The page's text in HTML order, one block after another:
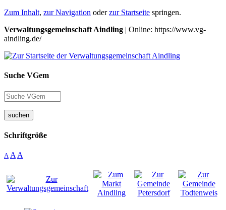
Zum Inhalt, zur Navigation oderzur Startseite springen.
Verwaltungsgemeinschaft Aindling | Online: https://www.vg-
aindling.de/
Suche VGem
suchen
Schriftgröße
A A A